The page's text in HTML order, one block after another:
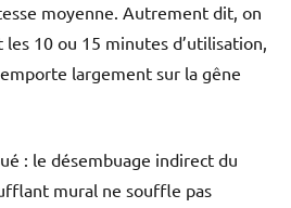
moyenne. Autrement dit, on
les 10 ou 15 minutes d’utilisation,
largement sur la gêne
: le désembuage indirect du
mural ne souffle pas